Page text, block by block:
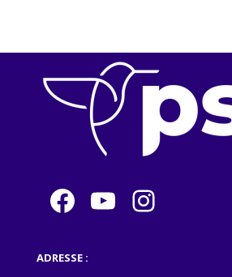
Facebook YouTube Instagram
ADRESSE :